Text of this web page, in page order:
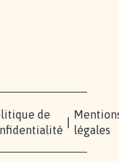
de
légales